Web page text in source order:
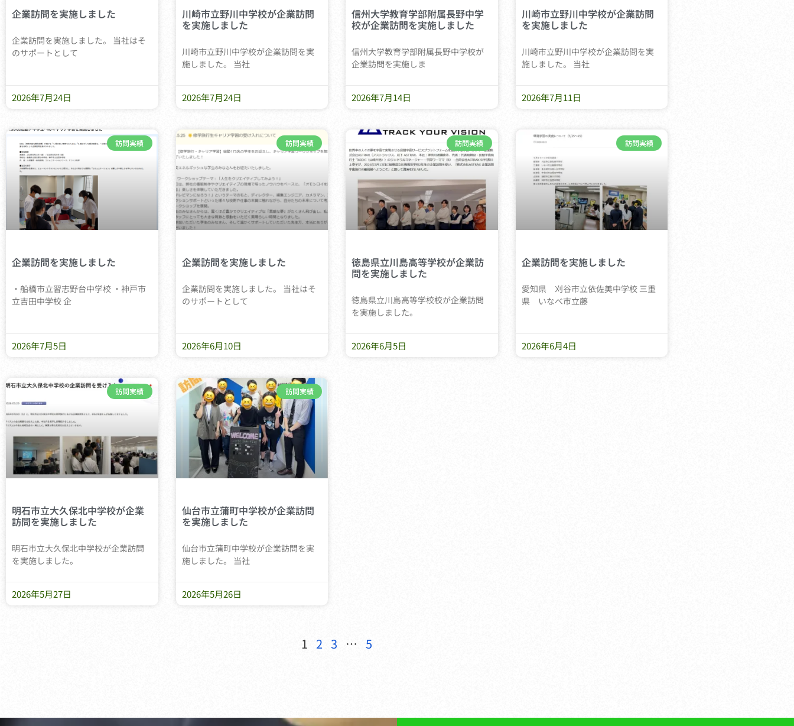
企業訪問を実施しました
企業訪問を実施しました。 当社はそ
のサポートとして
2026年7月24日
川崎市立野川中学校が企業訪問
を実施しました
川崎市立野川中学校が企業訪問を実
施しました。 当社
2026年7月24日
信州大学教育学部附属長野中学
校が企業訪問を実施しました
信州大学教育学部附属長野中学校が
企業訪問を実施しま
2026年7月14日
川崎市立野川中学校が企業訪問
を実施しました
川崎市立野川中学校が企業訪問を実
施しました。 当社
2026年7月11日
訪問実績
企業訪問を実施しました
・船橋市立習志野台中学校 ・神戸市
立吉田中学校 企
2026年7月5日
訪問実績
企業訪問を実施しました
企業訪問を実施しました。 当社はそ
のサポートとして
2026年6月10日
訪問実績
徳島県立川島高等学校が企業訪
問を実施しました
徳島県立川島高等学校校が企業訪問
を実施しました。
2026年6月5日
訪問実績
企業訪問を実施しました
愛知県 刈谷市立依佐美中学校 三重
県 いなべ市立藤
2026年6月4日
訪問実績
明石市立大久保北中学校が企業
訪問を実施しました
明石市立大久保北中学校が企業訪問
を実施しました。
2026年5月27日
訪問実績
仙台市立蒲町中学校が企業訪問
を実施しました
仙台市立蒲町中学校が企業訪問を実
施しました。 当社
2026年5月26日
1 2 3 … 5